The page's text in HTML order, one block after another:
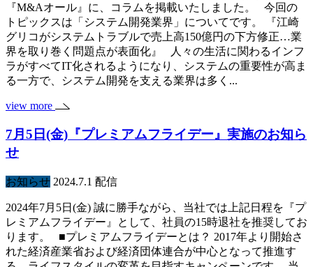
『M&Aオール』に、コラムを掲載いたしました。 今回の
トピックスは「システム開発業界」についてです。 『江崎
グリコがシステムトラブルで売上高150億円の下方修正…業
界を取り巻く問題点が表面化』 人々の生活に関わるインフ
ラがすべてIT化されるようになり、システムの重要性が高ま
る一方で、システム開発を支える業界は多く...
view more
7月5日(金)『プレミアムフライデー』実施のお知ら
せ
お知らせ 2024.7.1 配信
2024年7月5日(金) 誠に勝手ながら、当社では上記日程を『プ
レミアムフライデー』として、社員の15時退社を推奨してお
ります。 ■プレミアムフライデーとは？ 2017年より開始さ
れた経済産業省および経済団体連合が中心となって推進す